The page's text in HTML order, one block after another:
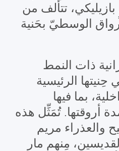
تتألف من
الوسطيّ بحَنية
ذات النمط
الرئيسية
بما فيها
أروقتها. تُمَثِّل هذه
والعذراء مريم
مِنهم مار